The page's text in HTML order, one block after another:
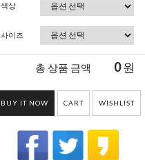
색상
사이즈
총 상품 금액 0원
BUY IT NOW CART WISHLIST